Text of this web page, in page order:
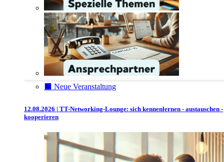
⬛️ Neue Veranstaltung
12.08.2026 | TT-Networking-Lounge: sich kennenlernen - austauschen -
kooperieren